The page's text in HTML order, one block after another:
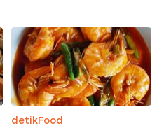
detikFood